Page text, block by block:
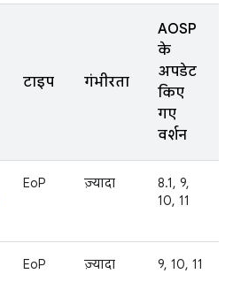
टाइप गंभीरता
AOSP
के
अपडेट
किए
गए
वर्शन
EoP ज़्यादा
8.1, 9,
10, 11
EoP ज़्यादा 9, 10, 11